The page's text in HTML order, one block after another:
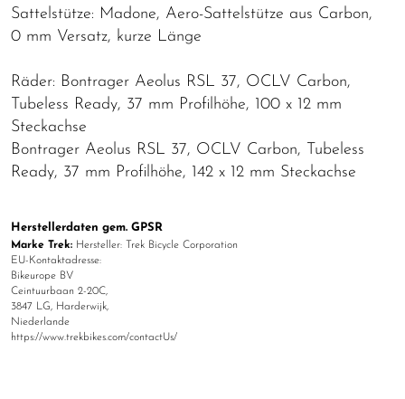
Sattelstütze: Madone, Aero-Sattelstütze aus Carbon,
0 mm Versatz, kurze Länge
Räder: Bontrager Aeolus RSL 37, OCLV Carbon,
Tubeless Ready, 37 mm Profilhöhe, 100 x 12 mm
Steckachse
Bontrager Aeolus RSL 37, OCLV Carbon, Tubeless
Ready, 37 mm Profilhöhe, 142 x 12 mm Steckachse
Herstellerdaten gem. GPSR
Marke Trek: Hersteller: Trek Bicycle Corporation
EU-Kontaktadresse:
Bikeurope BV
Ceintuurbaan 2-20C,
3847 LG, Harderwijk,
Niederlande
https://www.trekbikes.com/contactUs/